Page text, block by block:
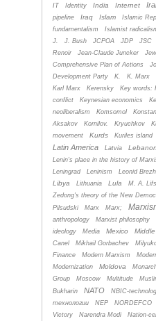
IT
Identity India Internet
pipeline
Iraq Islam Islamic
fundamentalism
Islamist
J.
J. Bush JCPOA JDP JSC
Renoir
Jean-Claude Juncker
Comprehensive Plan of Actions
Development Party
K. K. Marx
Karl Marx
Kerensky Key words:
conflict
Keynesian economics
neoliberalism
Komsomol
Aksakov
Kornilov. Kryuchkov
movement
Kurds Kuriles island
Latin America Latvia Lebanon
Lenin's place in the history of
Leningrad
Leninism Leonid
Libya
Lithuania Lula M. A.
Zedong's theory of the New
Pilsudski
Marx Marx;
anthropology
Marxist philosophy
ideology
Media Mexico
Canel
Mikhail Gorbachev
Finance
Modern Marxism
Modernization
Moldova
Group
Moscow Multitude
Bukharin
NATO NBIC-
технологии
NEP NORDEFCO
Victory
Narendra Modi Nation-